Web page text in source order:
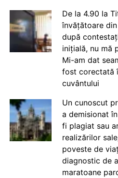
De la 4.90 la
învățătoare
după
inițială, nu mă
Mi-am dat
fost corectată
cuvântului
Un cunoscut
a demisionat
fi plagiat sau
realizărilor
poveste de
diagnostic de
maratoane